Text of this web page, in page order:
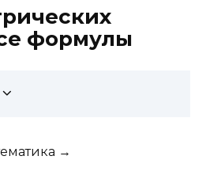
формулы
→